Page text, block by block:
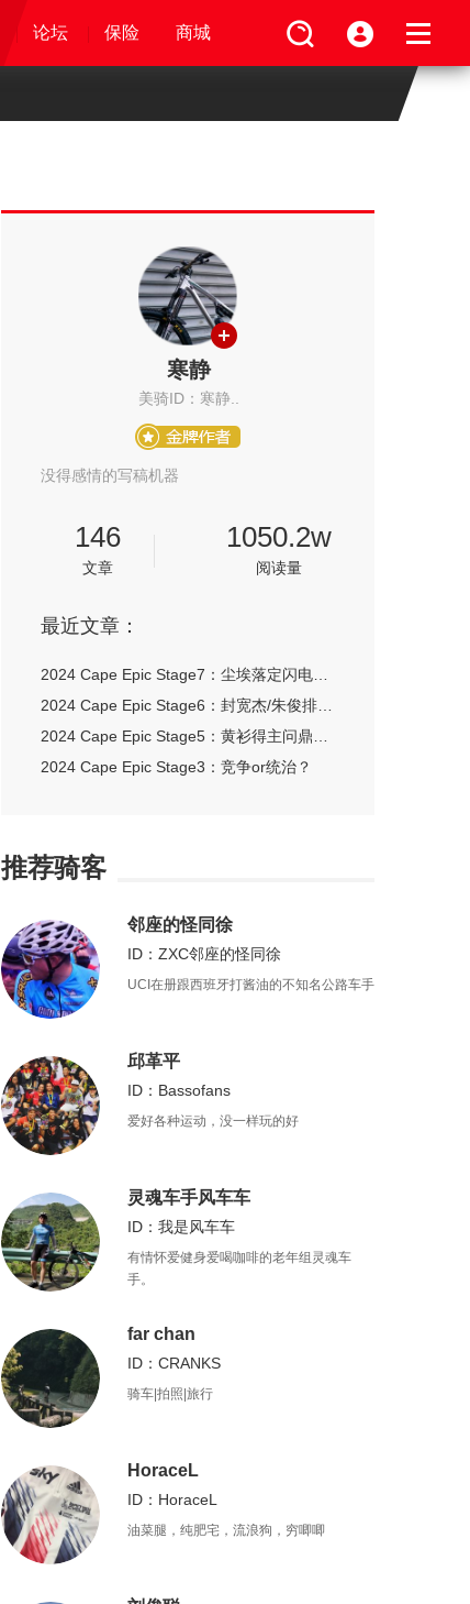
保险 商城
论坛 保险 商城
论坛 保险 商城
论坛 保险 商城
寒静
美骑ID：寒静..
没得感情的写稿机器
146
文章
1050.2w
阅读量
最近文章：
2024 Cape Epic Stage3：竞争or统治？
推荐骑客
邻座的怪同徐
ID：ZXC邻座的怪同徐
UCI在册跟西班牙打酱油的不知名公路车手
邱革平
ID：Bassofans
爱好各种运动，没一样玩的好
灵魂车手风车车
ID：我是风车车
有情怀爱健身爱喝咖啡的老年组灵魂车
手。
far chan
ID：CRANKS
骑车|拍照|旅行
HoraceL
ID：HoraceL
油菜腿，纯肥宅，流浪狗，穷唧唧